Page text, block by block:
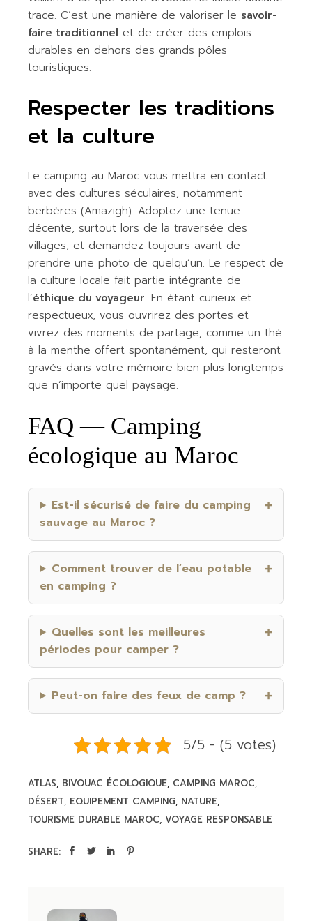
trace. C’est une manière de valoriser le savoir-
faire traditionnel et de créer des emplois
durables en dehors des grands pôles
touristiques.
Respecter les traditions
et la culture
Le camping au Maroc vous mettra en contact
avec des cultures séculaires, notamment
berbères (Amazigh). Adoptez une tenue
décente, surtout lors de la traversée des
villages, et demandez toujours avant de
prendre une photo de quelqu’un. Le respect de
la culture locale fait partie intégrante de
l’éthique du voyageur. En étant curieux et
respectueux, vous ouvrirez des portes et
vivrez des moments de partage, comme un thé
à la menthe offert spontanément, qui resteront
gravés dans votre mémoire bien plus longtemps
que n’importe quel paysage.
FAQ — Camping
écologique au Maroc
Est-il sécurisé de faire du camping
sauvage au Maroc ?
Comment trouver de l’eau potable
en camping ?
Quelles sont les meilleures
périodes pour camper ?
Peut-on faire des feux de camp ?
5/5 - (5 votes)
ATLAS BIVOUAC ÉCOLOGIQUE CAMPING MAROC
DÉSERT EQUIPEMENT CAMPING NATURE
TOURISME DURABLE MAROC VOYAGE RESPONSABLE
SHARE: